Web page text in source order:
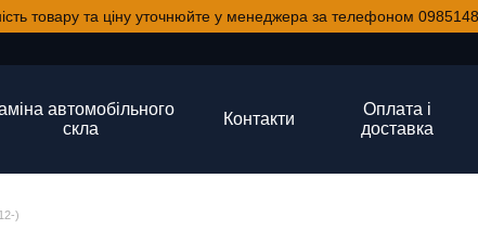
товару та ціну уточнюйте у менеджера за телефоном
автомобільного
скла
Контакти
Оплата і
доставка
)